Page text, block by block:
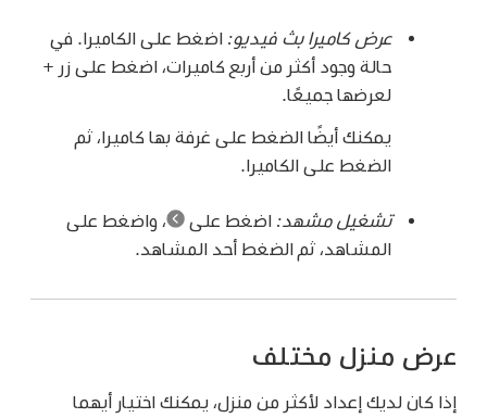
عرض كاميرا بث فيديو:اضغط على الكاميرا. في
حالة وجود أكثر من أربع كاميرات، اضغط على زر +
لعرضها جميعًا.
يمكنك أيضًا الضغط على غرفة بها كاميرا، ثم
الضغط على الكاميرا.
تشغيل مشهد:اضغط على ،واضغط على
المشاهد، ثم الضغط أحد المشاهد.
عرض منزل مختلف
إذا كان لديك إعداد لأكثر من منزل، يمكنك اختيار أيهما